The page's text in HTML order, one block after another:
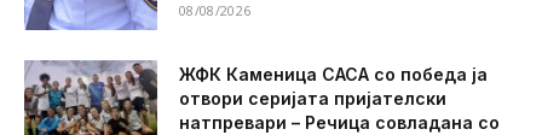
08/08/2026
ЖФК Каменица САСА со победа ја
отвори серијата пријателски
натпревари – Речица совладана со